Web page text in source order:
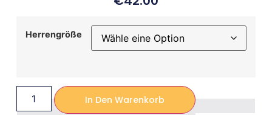
Herrengröße
In Den Warenkorb